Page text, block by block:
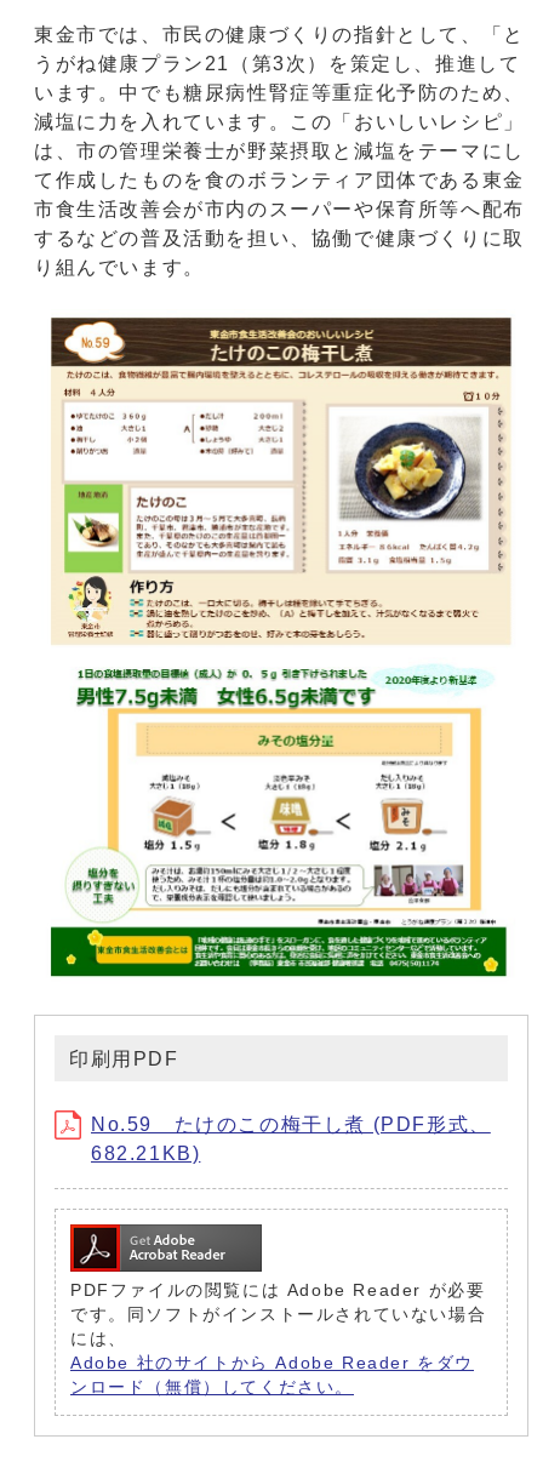
東金市では、市民の健康づくりの指針として、「と
うがね健康プラン21（第3次）を策定し、推進して
います。中でも糖尿病性腎症等重症化予防のため、
減塩に力を入れています。この「おいしいレシピ」
は、市の管理栄養士が野菜摂取と減塩をテーマにし
て作成したものを食のボランティア団体である東金
市食生活改善会が市内のスーパーや保育所等へ配布
するなどの普及活動を担い、協働で健康づくりに取
り組んでいます。
印刷用PDF
No.59 たけのこの梅干し煮 (PDF形式、
682.21KB)
PDFファイルの閲覧には Adobe Reader が必要
です。同ソフトがインストールされていない場合
には、
Adobe 社のサイトから Adobe Reader をダウ
ンロード（無償）してください。